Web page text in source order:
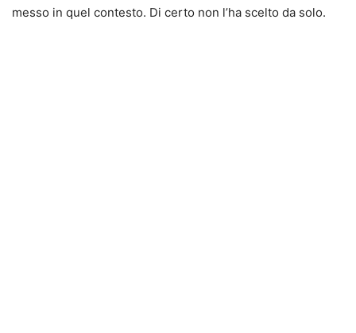
messo in quel contesto. Di certo non l’ha scelto da solo.